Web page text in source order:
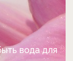
вода для